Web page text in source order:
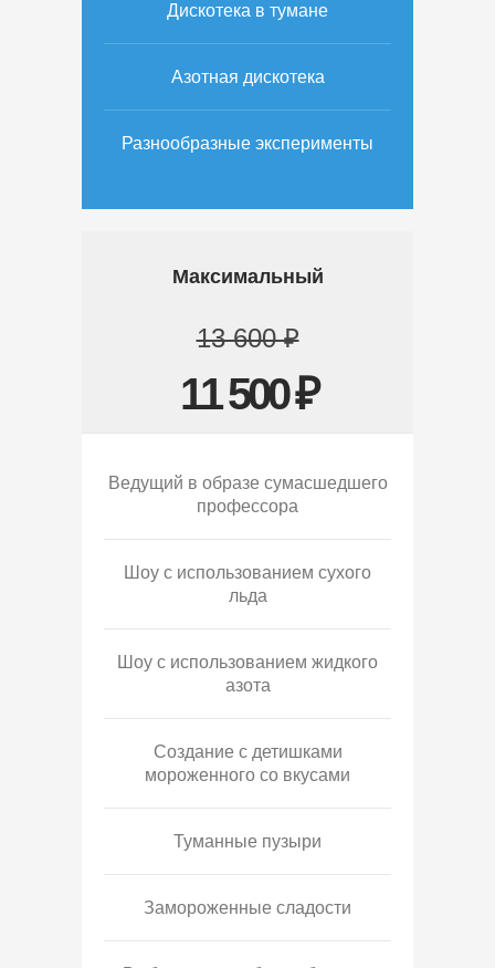
Дискотека в тумане
Азотная дискотека
Разнообразные эксперименты
Максимальный
13 600 ₽
11 500 ₽
Ведущий в образе сумасшедшего
профессора
Шоу с использованием сухого
льда
Шоу с использованием жидкого
азота
Создание с детишками
мороженного со вкусами
Туманные пузыри
Замороженные сладости